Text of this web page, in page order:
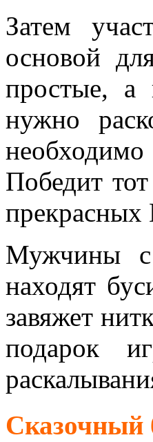
Затем
основой
простые,
нужно
Победит
Мужчины с
находят
завяжет
подарок
Сказочный